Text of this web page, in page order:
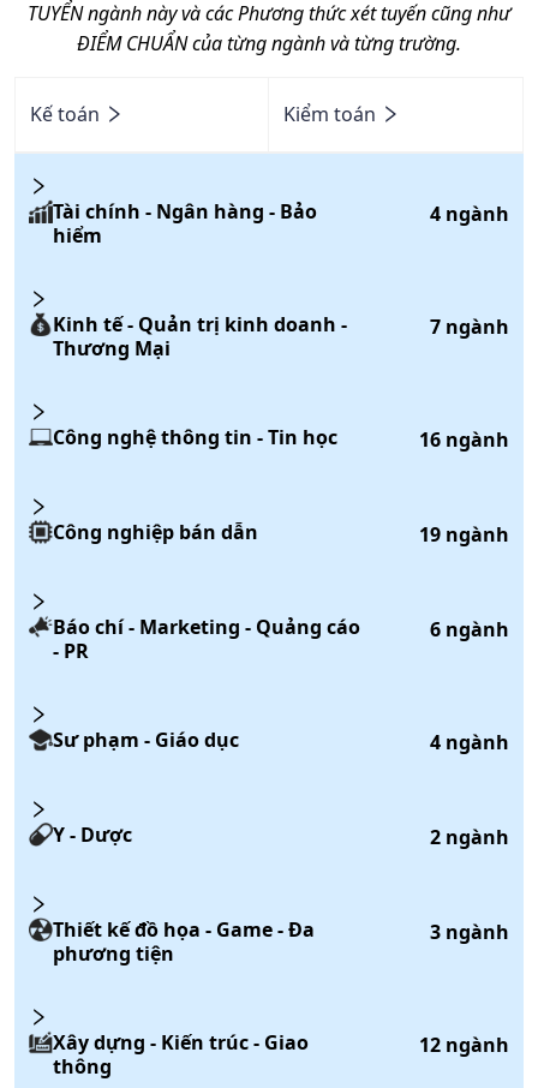
TUYỂN ngành này và các Phương thức xét tuyến cũng như
ĐIỂM CHUẨN của từng ngành và từng trường.
Kế toán Kiểm toán
Tài chính - Ngân hàng - Bảo
hiểm
4 ngành
Kinh tế - Quản trị kinh doanh -
Thương Mại
7 ngành
Công nghệ thông tin - Tin học 16 ngành
Công nghiệp bán dẫn 19 ngành
Báo chí - Marketing - Quảng cáo
- PR
6 ngành
Sư phạm - Giáo dục 4 ngành
Y - Dược 2 ngành
Thiết kế đồ họa - Game - Đa
phương tiện
3 ngành
Xây dựng - Kiến trúc - Giao
thông
12 ngành